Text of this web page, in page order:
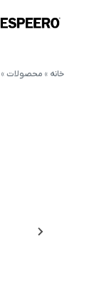
خانه » محصولات»